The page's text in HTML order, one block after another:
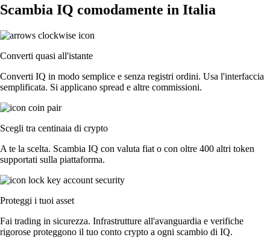
Scambia IQ comodamente in Italia
Converti quasi all'istante
Converti IQ in modo semplice e senza registri ordini. Usa l'interfaccia
semplificata. Si applicano spread e altre commissioni.
Scegli tra centinaia di crypto
A te la scelta. Scambia IQ con valuta fiat o con oltre 400 altri token
supportati sulla piattaforma.
Proteggi i tuoi asset
Fai trading in sicurezza. Infrastrutture all'avanguardia e verifiche
rigorose proteggono il tuo conto crypto a ogni scambio di IQ.